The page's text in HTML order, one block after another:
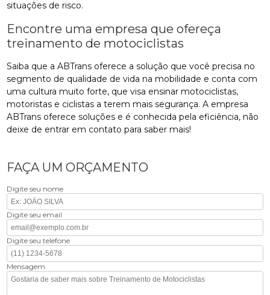
situações de risco.
Encontre uma empresa que ofereça
treinamento de motociclistas
Saiba que a ABTrans oferece a solução que você precisa no
segmento de qualidade de vida na mobilidade e conta com
uma cultura muito forte, que visa ensinar motociclistas,
motoristas e ciclistas a terem mais segurança. A empresa
ABTrans oferece soluções e é conhecida pela eficiência, não
deixe de entrar em contato para saber mais!
FAÇA UM ORÇAMENTO
Digite seu nome
Digite seu email
Digite seu telefone
Mensagem